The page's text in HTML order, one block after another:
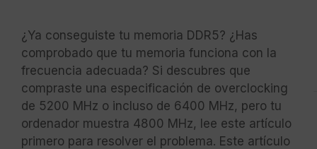
¿Ya conseguiste tu memoria DDR5? ¿Has
comprobado que tu memoria funciona con la
frecuencia adecuada? Si descubres que
compraste una especificación de overclocking
de 5200 MHz o incluso de 6400 MHz, pero tu
ordenador muestra 4800 MHz, lee este artículo
primero para resolver el problema. Este artículo